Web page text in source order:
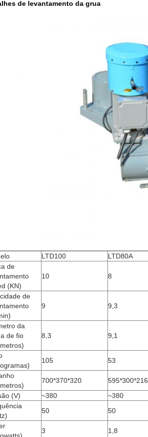
de levantamento da grua
LTD100 LTD80A
de
(KN)
10 8
de
9 9,3
da
de fio
8,3 9,1
105 53
700*370*320 595*300*216
(V)
~380 ~380
50 50
3 1,8